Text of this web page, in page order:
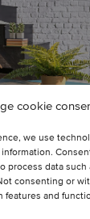
cookie
we use
process data such
consenting or
features and
CONSUMER &